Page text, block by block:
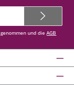
und dieAGB